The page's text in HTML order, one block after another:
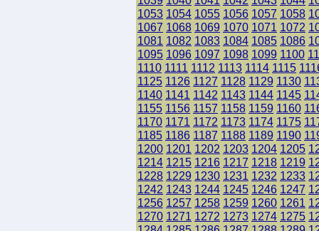
1053 1054 1055 1056 1057 1058
1067 1068 1069 1070 1071 1072
1081 1082 1083 1084 1085 1086
1095 1096 1097 1098 1099 1100
1110 1111 1112 1113 1114 1115
1125 1126 1127 1128 1129 1130
1140 1141 1142 1143 1144 1145
1155 1156 1157 1158 1159 1160
1170 1171 1172 1173 1174 1175
1185 1186 1187 1188 1189 1190
1200 1201 1202 1203 1204 1205
1214 1215 1216 1217 1218 1219
1228 1229 1230 1231 1232 1233
1242 1243 1244 1245 1246 1247
1256 1257 1258 1259 1260 1261
1270 1271 1272 1273 1274 1275